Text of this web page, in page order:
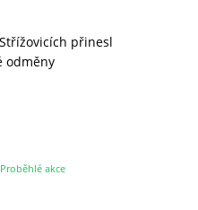
přinesl
odměny
Proběhlé akce